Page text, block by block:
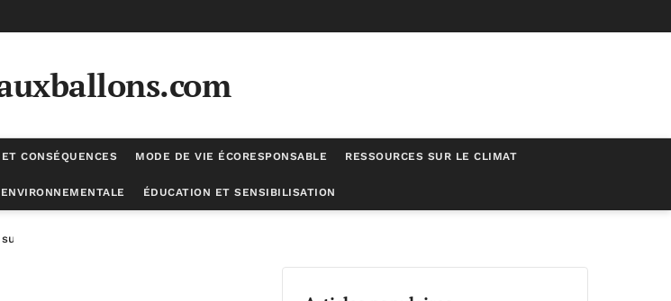
CONSÉQUENCES MODE DE VIE ÉCORESPONSABLE RESSOURCES SUR LE CLIMAT
ÉDUCATION ET SENSIBILISATION
les comportements de mobilité urbaine et de consommation à Accra : une analyse par cheminement